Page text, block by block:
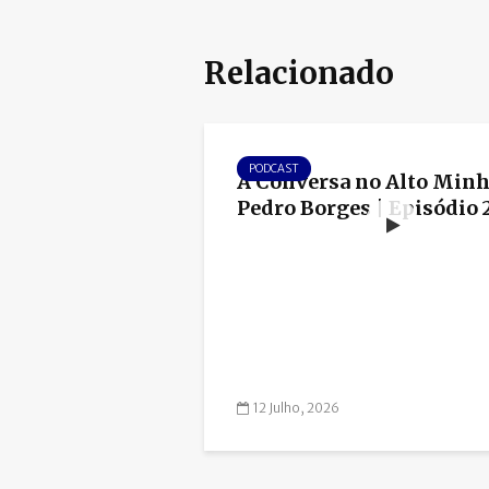
Relacionado
PODCAST
À Conversa no Alto
Pedro Borges | Episódio
12 Julho, 2026